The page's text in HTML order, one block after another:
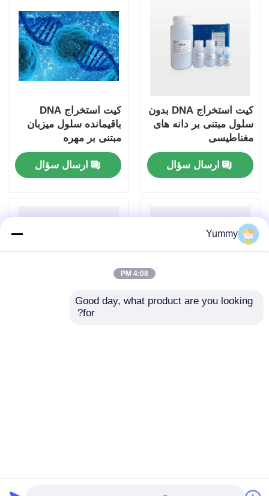
کیت استخراج DNA بدون
سلول مبتنی بر دانه های
مغناطیسی
ارسال سؤال
کیت استخراج DNA
باقیمانده سلول میزبان
مبتنی بر مهره
مغناطیسی
ارسال سؤال
Yummy
4:08 PM
Good day, what product are you looking
for?